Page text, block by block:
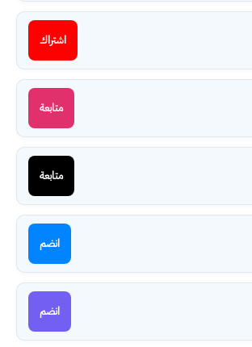
اشتراك
متابعة
متابعة
انضم
انضم